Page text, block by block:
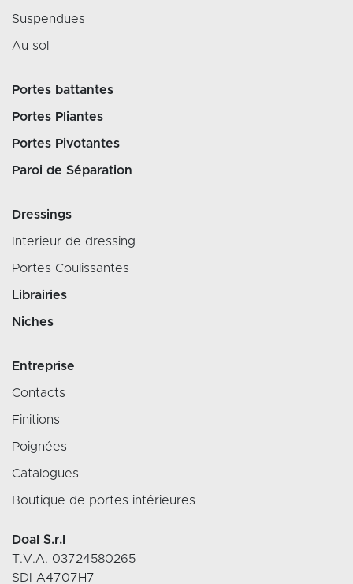
Suspendues
Au sol
Portes battantes
Portes Pliantes
Portes Pivotantes
Paroi de Séparation
Dressings
Interieur de dressing
Portes Coulissantes
Librairies
Niches
Entreprise
Contacts
Finitions
Poignées
Catalogues
Boutique de portes intérieures
Doal S.r.l
T.V.A. 03724580265
SDI A4707H7